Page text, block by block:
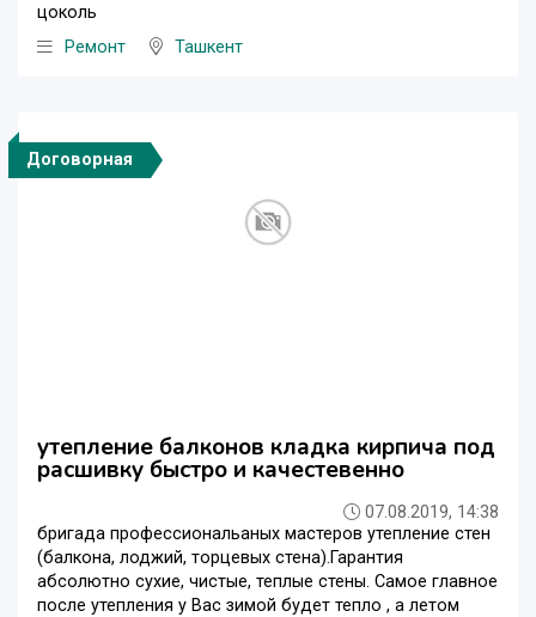
цоколь
Ремонт
Ташкент
Договорная
утепление балконов кладка кирпича под
расшивку быстро и качестевенно
07.08.2019, 14:38
бригада профессиональаных мастеров утепление стен
(балкона, лоджий, торцевых стена).Гарантия
абсолютно сухие, чистые, теплые стены. Самое главное
после утепления у Вас зимой будет тепло , а летом